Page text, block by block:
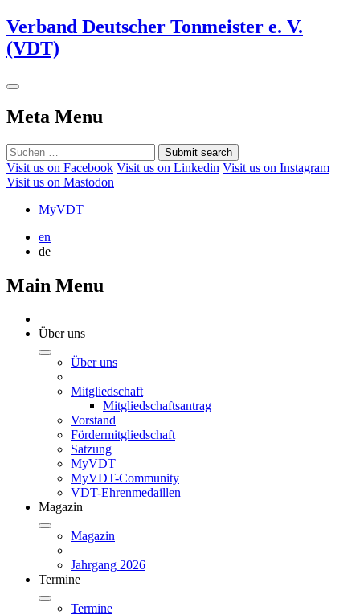
Verband Deutscher Tonmeister e. V.
(VDT)
Meta Menu
Submit search
Visit us on Facebook Visit us on Linkedin Visit us on Instagram
Visit us on Mastodon
MyVDT
en
de
Main Menu
Über uns
Über uns
Mitgliedschaft
Mitgliedschaftsantrag
Vorstand
Fördermitgliedschaft
Satzung
MyVDT
MyVDT-Community
VDT-Ehrenmedaillen
Magazin
Magazin
Jahrgang 2026
Termine
Termine